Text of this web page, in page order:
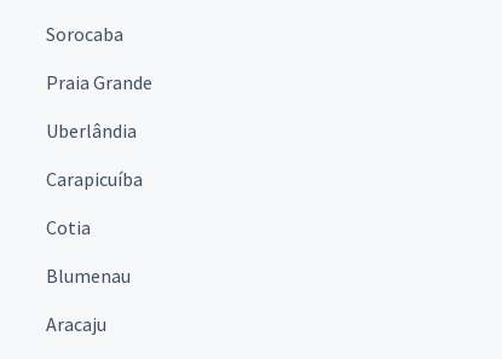
Sorocaba
Praia Grande
Uberlândia
Carapicuíba
Cotia
Blumenau
Aracaju